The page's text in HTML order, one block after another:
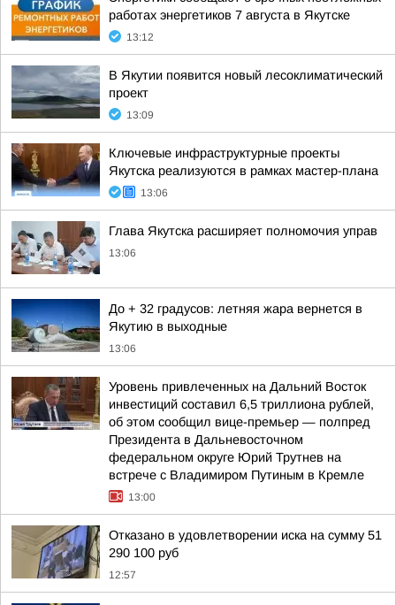
работах энергетиков 7 августа в Якутске
13:12
В Якутии появится новый лесоклиматический
проект
13:09
Ключевые инфраструктурные проекты
Якутска реализуются в рамках мастер-плана
13:06
Глава Якутска расширяет полномочия управ
13:06
До + 32 градусов: летняя жара вернется в
Якутию в выходные
13:06
Уровень привлеченных на Дальний Восток
инвестиций составил 6,5 триллиона рублей,
об этом сообщил вице-премьер — полпред
Президента в Дальневосточном
федеральном округе Юрий Трутнев на
встрече с Владимиром Путиным в Кремле
13:00
Отказано в удовлетворении иска на сумму 51
290 100 руб
12:57